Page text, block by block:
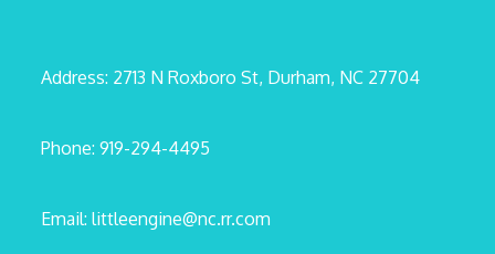
Address: 2713 N Roxboro St, Durham, NC 27704
Phone: 919-294-4495
Email: littleengine@nc.rr.com